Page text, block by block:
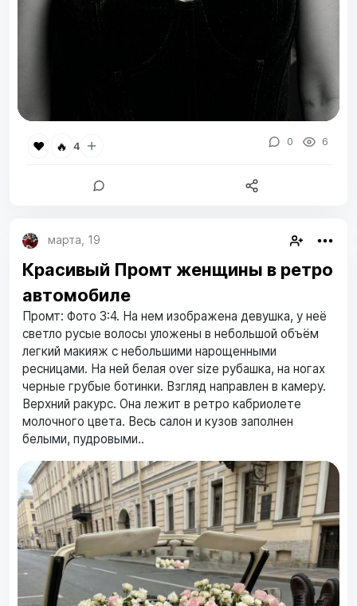
❤️ 🔥 4 0 6
марта, 19
Красивый Промт женщины в ретро
автомобиле
Промт: Фото 3:4. На нем изображена девушка, у неё
светло русые волосы уложены в небольшой объём
легкий макияж с небольшими нарощенными
ресницами. На ней белая over size рубашка, на ногах
черные грубые ботинки. Взгляд направлен в камеру.
Верхний ракурс. Она лежит в ретро кабриолете
молочного цвета. Весь салон и кузов заполнен
белыми, пудровыми..